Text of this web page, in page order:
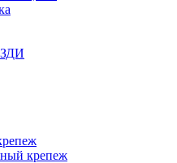
крепеж